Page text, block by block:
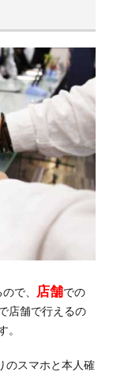
で、 店舗での
店舗で行えるの
。
のスマホと本人確